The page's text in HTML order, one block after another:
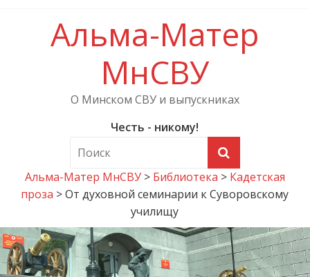
Альма-Матер
МнСВУ
О Минском СВУ и выпускниках
Честь - никому!
Альма-Матер МнСВУ> Библиотека > Кадетская
проза >От духовной семинарии к Суворовскому
училищу